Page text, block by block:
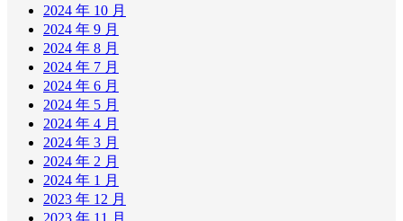
2024 年 10 月
2024 年 9 月
2024 年 8 月
2024 年 7 月
2024 年 6 月
2024 年 5 月
2024 年 4 月
2024 年 3 月
2024 年 2 月
2024 年 1 月
2023 年 12 月
2023 年 11 月